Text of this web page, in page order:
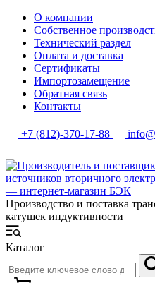
О компании
Собственное
Технический раздел
Оплата и доставка
Сертификаты
Импортозамещение
Обратная связь
Контакты
+7 (812)-370-17-88
Производство и поставка
катушек индуктивности
Каталог